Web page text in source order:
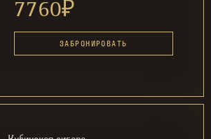
7760₽
ЗАБРОНИРОВАТЬ